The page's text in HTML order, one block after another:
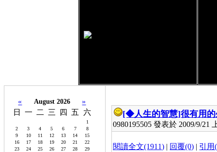
« August 2026
»
日
一 二 三 四 五 六
1
2
3 4 5 6 7
8
9
10 11 12 13 14
15
16
17 18 19 20 21
22
23
24 25 26 27 28
29
[◆人生的智慧]很有用
0980195505 發表於 2009/9/21
閱讀全文(1911) | 回覆(0) | 引用